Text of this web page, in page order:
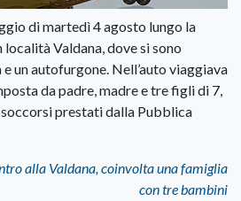
di martedì 4 agosto lungo la
Valdana, dove si sono
un autofurgone. Nell’auto viaggiava
da padre, madre e tre figli di 7,
prestati dalla Pubblica
alla Valdana, coinvolta una famiglia
con tre bambini